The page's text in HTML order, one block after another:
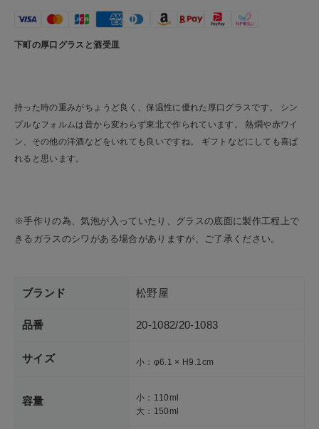
CONTENTS
特集
お問い合わせ
ショップリスト
下町の厚口グラスと酒受皿
持った時の重みがちょうど良く、保温性に優れた厚口グラスです。 シン
プルなフォルムは昔から変わらず東北で作られています。 熱燗や赤ワイ
ン、その他の洋酒などをいれても良いですね。 ギフトなどにしても喜ば
れると思います。
※手作りの為、気泡が入っていたり、グラスの底面に製作工程上で
きるガラスのシワがある場合がありますが、ご了承ください。
ブランド 松野屋
品番 20-1082/20-1083
サイズ 小：φ6.1 × H9.1cm
容量
小：110ml
大：150ml